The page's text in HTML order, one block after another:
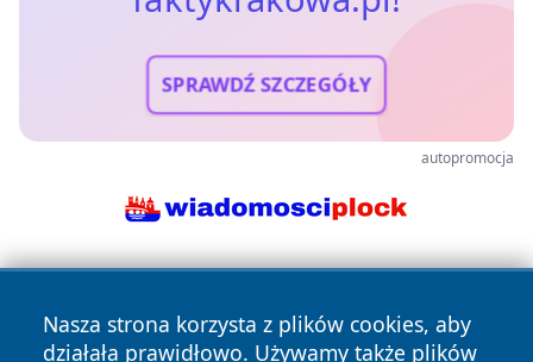
SPRAWDŹ SZCZEGÓŁY
autopromocja
Nasza strona korzysta z plików cookies, aby
działała prawidłowo. Używamy także plików